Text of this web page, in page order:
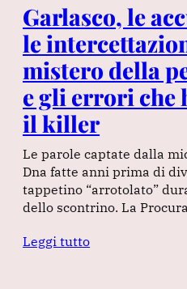
Garlasco, le
le
mistero della
e gli errori che
il killer
Le parole captate dalla
Dna fatte anni prima di
tappetino “arrotolato”
dello scontrino. La
Leggi tutto